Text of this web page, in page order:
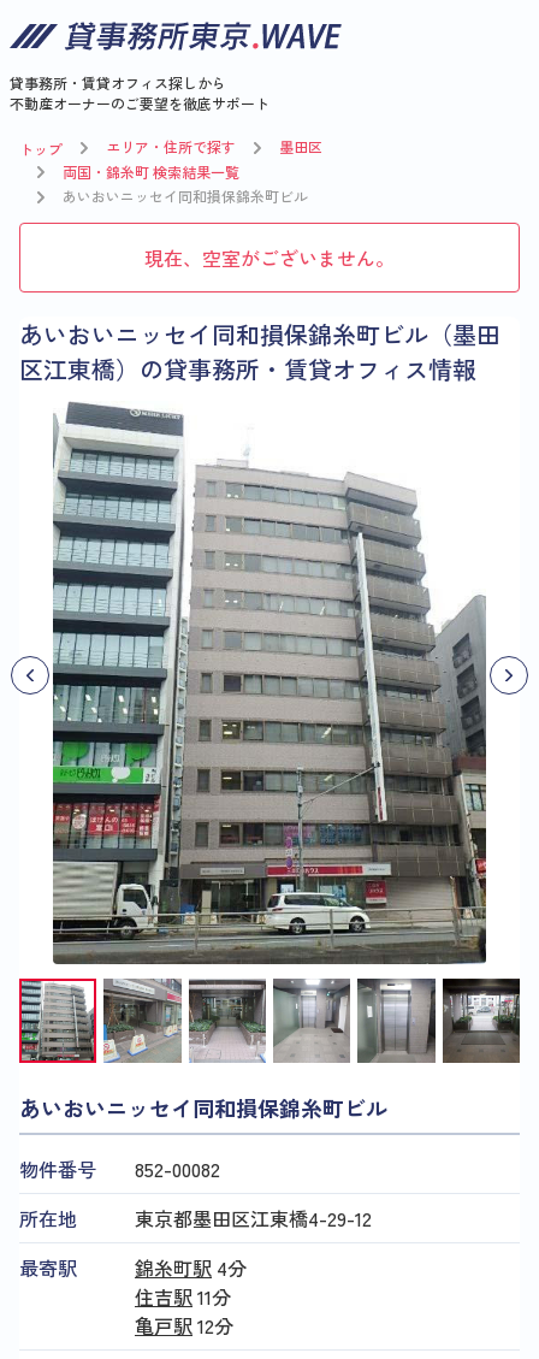
貸事務所・賃貸オフィス探しから
不動産オーナーのご要望を徹底サポート
トップ エリア・住所で探す
墨田区
両国・錦糸町 検索結果一覧
あいおいニッセイ同和損保錦糸町ビル
現在、空室がございません。
あいおいニッセイ同和損保錦糸町ビル（墨田
区江東橋）の貸事務所・賃貸オフィス情報
あいおいニッセイ同和損保錦糸町ビル
物件番号
852​-​00082
所在地
東京都墨田区江東橋4-29-12
最寄駅
錦糸町駅 4分
住吉駅11分
亀戸駅12分